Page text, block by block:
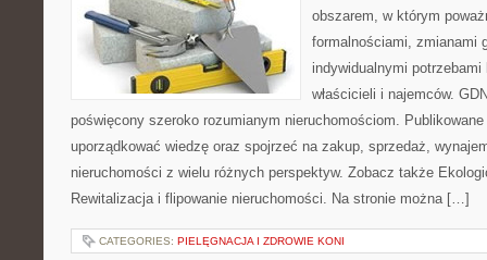
obszarem, w którym
formalnościami, zmianami
indywidualnymi
właścicieli i najemców.
poświęcony szeroko rozumianym nieruchomościom. Publikowane
uporządkować wiedzę oraz spojrzeć na zakup, sprzedaż,
nieruchomości z wielu różnych perspektyw. Zobacz także
Rewitalizacja i flipowanie nieruchomości. Na stronie można […]
CATEGORIES: PIELĘGNACJA I ZDROWIE KONI